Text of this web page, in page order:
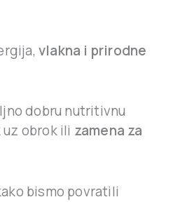
vlakna i prirodne
dobru nutritivnu
obrok ili zamena za
bismo povratili